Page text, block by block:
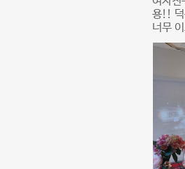
용!! 덕
너무